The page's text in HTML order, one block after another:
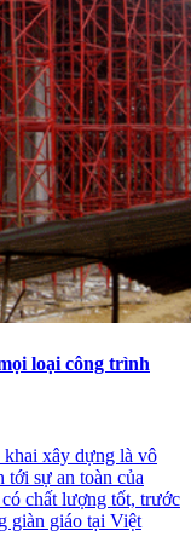
loại công trình
khai xây dựng là vô
tới sự an toàn của
chất lượng tốt, trước
giàn giáo tại Việt